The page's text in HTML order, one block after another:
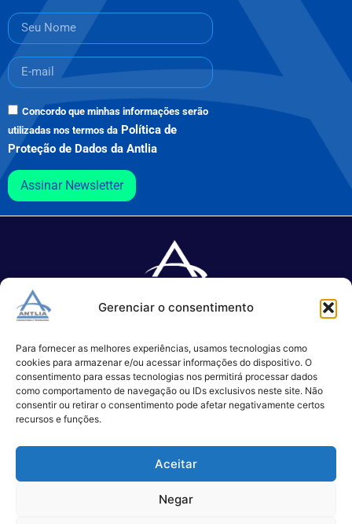
Gerenciar o consentimento
Para fornecer as melhores experiências, usamos tecnologias como
cookies para armazenar e/ou acessar informações do dispositivo. O
consentimento para essas tecnologias nos permitirá processar dados
como comportamento de navegação ou IDs exclusivos neste site. Não
consentir ou retirar o consentimento pode afetar negativamente certos
recursos e funções.
Aceitar
Negar
Concordo que minhas informações serão
utilizadas nos termos da Política de
Proteção de Dados da Antlia
Assinar Newsletter
TI.
(11) 3017-0999
São Paulo